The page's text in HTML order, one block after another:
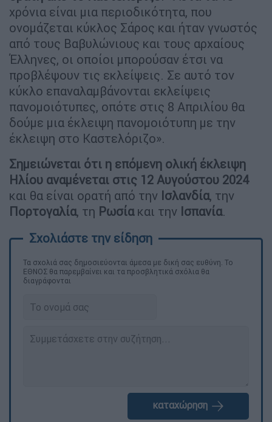
χρόνια είναι μια περιοδικότητα, που
ονομάζεται κύκλος Σάρος και ήταν γνωστός
από τους Βαβυλώνιους και τους αρχαίους
Έλληνες, οι οποίοι μπορούσαν έτσι να
προβλέψουν τις εκλείψεις. Σε αυτό τον
κύκλο επαναλαμβάνονται εκλείψεις
πανομοιότυπες, οπότε στις 8 Απριλίου θα
δούμε μια έκλειψη πανομοιότυπη με την
έκλειψη στο Καστελόριζο».
Σημειώνεται ότι η επόμενη ολική έκλειψη
Ηλίου αναμένεται στις 12 Αυγούστου 2024
και θα είναι ορατή από την Ισλανδία, την
Πορτογαλία, τη Ρωσίακαι την Ισπανία.
Τα σχολιά σας δημοσιεύονται άμεσα με δική σας ευθύνη. Το
ΕΘΝΟΣ θα παρεμβαίνει και τα προσβλητικά σχόλια θα
διαγράφονται
καταχώρηση